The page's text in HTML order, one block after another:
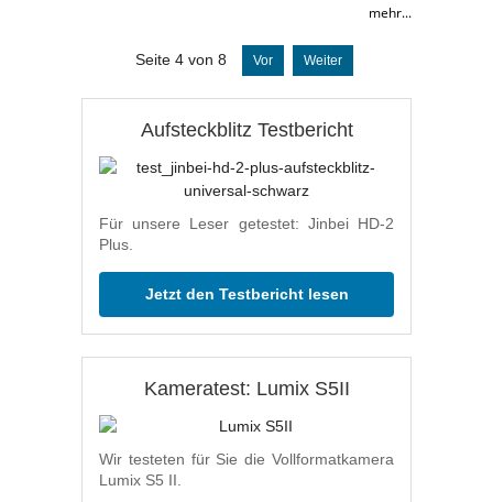
mehr...
Seite 4 von 8 Vor Weiter
Aufsteckblitz Testbericht
Für unsere Leser getestet: Jinbei HD-2
Plus.
Jetzt den Testbericht lesen
Kameratest: Lumix S5II
Wir testeten für Sie die Vollformatkamera
Lumix S5 II.